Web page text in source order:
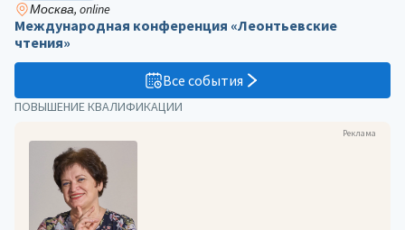
ПОВЫШЕНИЕ КВАЛИФИКАЦИИ
Реклама
Москва, online
Международная конференция «Леонтьевские
чтения»
Все события